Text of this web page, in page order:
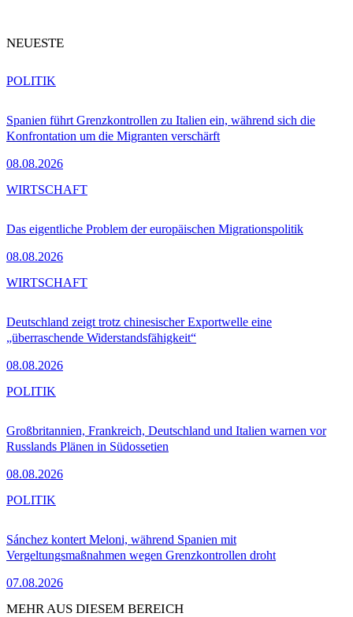
NEUESTE
Spanien führt Grenzkontrollen zu Italien ein, während sich die
Konfrontation um die Migranten verschärft
08.08.2026
POLITIK
Das eigentliche Problem der europäischen Migrationspolitik
08.08.2026
WIRTSCHAFT
Deutschland zeigt trotz chinesischer Exportwelle eine
„überraschende Widerstandsfähigkeit“
08.08.2026
WIRTSCHAFT
Großbritannien, Frankreich, Deutschland und Italien warnen vor
Russlands Plänen in Südossetien
08.08.2026
POLITIK
Sánchez kontert Meloni, während Spanien mit
Vergeltungsmaßnahmen wegen Grenzkontrollen droht
07.08.2026
POLITIK
MEHR AUS DIESEM BEREICH